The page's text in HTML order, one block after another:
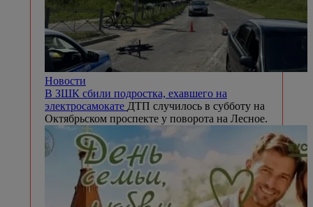
Новости
В ЗШК сбили подростка, ехавшего на
электросамокате ДТП случилось в субботу на
Октябрьском проспекте у поворота на Лесное.